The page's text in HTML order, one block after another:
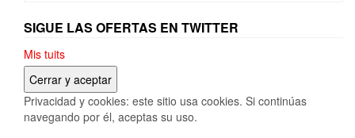
SIGUE LAS OFERTAS EN TWITTER
Mis tuits
Privacidad y cookies: este sitio usa cookies. Si continúas
navegando por él, aceptas su uso.